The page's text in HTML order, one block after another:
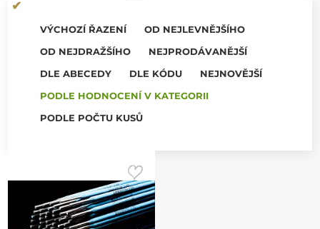
VÝCHOZÍ ŘAZENÍ
OD NEJLEVNĚJŠÍHO
OD NEJDRAŽŠÍHO
NEJPRODÁVANĚJŠÍ
DLE ABECEDY
DLE KÓDU
NEJNOVĚJŠÍ
PODLE HODNOCENÍ V KATEGORII
PODLE POČTU KUSŮ